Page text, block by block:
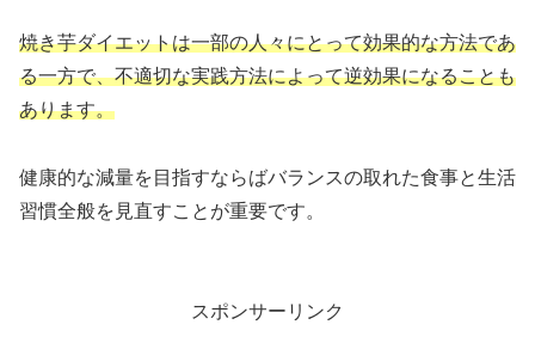
焼き芋ダイエットは一部の人々にとって効果的な方法であ
る一方で、不適切な実践方法によって逆効果になることも
あります。
健康的な減量を目指すならばバランスの取れた食事と生活
習慣全般を見直すことが重要です。
スポンサーリンク